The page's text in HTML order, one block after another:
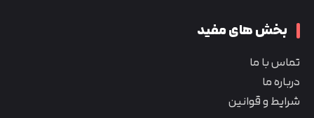
بخش های مفید
تماس با ما
درباره ما
شرایط و قوانین